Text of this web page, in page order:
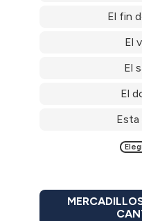
El fin
El
El
El
Esta